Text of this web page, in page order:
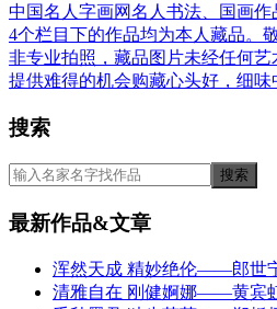
中国名人字画网名人书法、国画
4个栏目下的作品均为本人藏品。
非专业拍照，藏品图片未经任何
提供难得的机会购藏心头好，细味
搜索
最新作品&文章
浑然天成 精妙绝伦——郎世
清雅自在 刚健婀娜——黄宾